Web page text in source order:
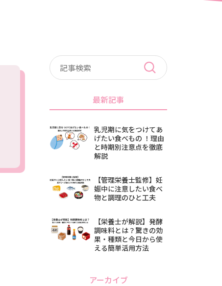
最新記事
乳児期に気をつけてあ
げたい食べもの ！理由
と時期別注意点を徹底
解説
【管理栄養士監修】妊
娠中に注意したい食べ
物と調理のひと工夫
【栄養士が解説】発酵
調味料とは？驚きの効
果・種類と今日から使
える簡単活用方法
アーカイブ